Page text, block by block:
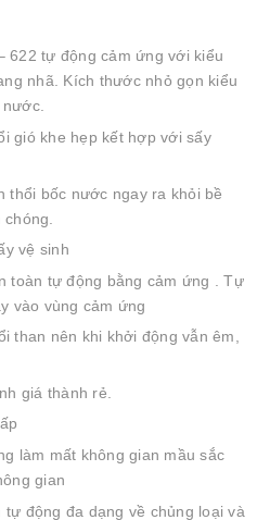
622 tự động cảm ứng với kiểu
nhã. Kích thước nhỏ gọn kiểu
nước.
gió khe hẹp kết hợp với sấy
thổi bốc nước ngay ra khỏi bề
vệ sinh
toàn tự động bằng cảm ứng . Tự
vào vùng cảm ứng
than nên khi khởi động vẫn êm,
giá thành rẻ.
làm mất không gian mầu sắc
gian
động đa dạng về chủng loại và